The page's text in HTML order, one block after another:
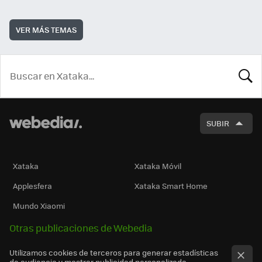
VER MÁS TEMAS
SUBIR
Xataka
Xataka Móvil
Applesfera
Xataka Smart Home
Mundo Xiaomi
Otras publicaciones de Webedia
Utilizamos cookies de terceros para generar estadísticas